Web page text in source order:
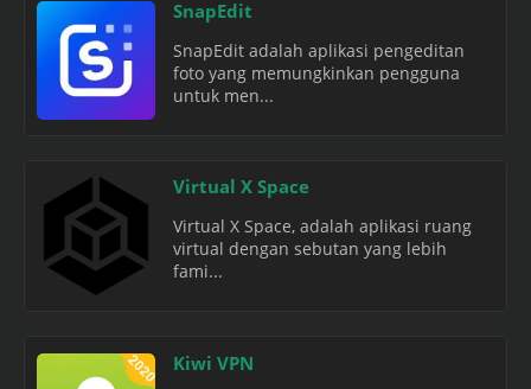
SnapEdit
SnapEdit adalah aplikasi pengeditan
foto yang memungkinkan pengguna
untuk men...
Virtual X Space
Virtual X Space, adalah aplikasi ruang
virtual dengan sebutan yang lebih
fami...
Kiwi VPN